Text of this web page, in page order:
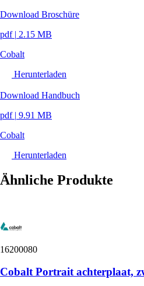
Download Broschüre
pdf | 2.15 MB
Cobalt
Herunterladen
Download Handbuch
pdf | 9.91 MB
Cobalt
Herunterladen
Ähnliche Produkte
16200080
Cobalt Portrait achterplaat,